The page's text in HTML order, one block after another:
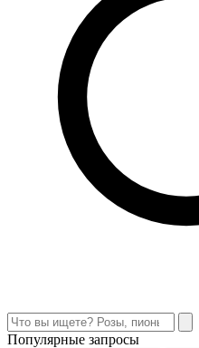
Популярные запросы